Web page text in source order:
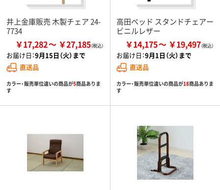
井上金庫販売 木製チェア 24-
7734
￥17,282 ￥27,185
お届け日：9月15日（火）まで
直送品
カラー・販売単位違いの商品が5商品ありま
す
高田ベッド スタンドチェアー
ビニルレザー
￥14,175 ￥19,497
お届け日：9月1日（火）まで
直送品
カラー・販売単位違いの商品が18商品ありま
す